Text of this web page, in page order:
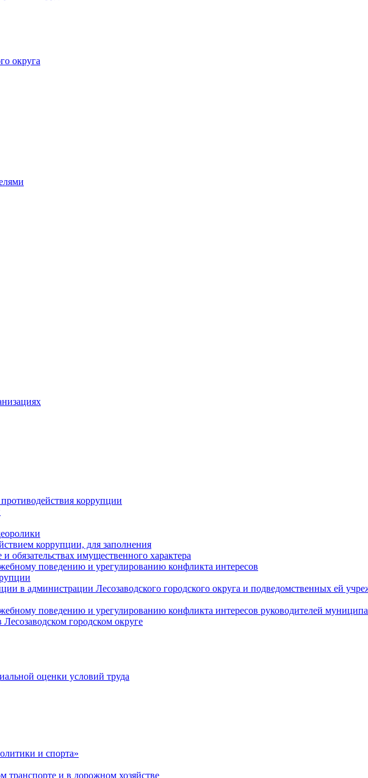
округа
коррупции
коррупции, для заполнения
обязательствах имущественного характера
поведению и урегулированию конфликта интересов
в администрации Лесозаводского городского округа и подведомственных ей
поведению и урегулированию конфликта интересов руководителей
городском округе
оценки условий труда
и спорта»
и в дорожном хозяйстве